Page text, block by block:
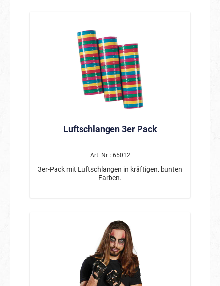
Geeignet für Halloween, Karneval & Mottopartys
Leichtes Material – einfach zu handhaben
Produktbeschreibung Diese kleinen
Plastikknochen sind ein vielseitiges Zubehör für
kreative Kostümideen und gruselige
Dekorationen. Durch die zwei unterschiedlichen
Größen bieten sie zahlreiche Möglichkeiten für
individuelle Gestaltungen. Ob als Detail an
Steinzeit-, Skelett- oder Voodoo-Kostümen oder
als Hingucker in Halloween-Dekorationen – die
authentische und schaurige Note. Auch als
Tischdeko, Partyaccessoire oder für
leichten Kunststoffmaterials lassen sich die
einsetzen – von DIY-Projekten und
Theaterkostümen bis hin zu
Accessoires. ♿ Barrierefreiheit Das geringe
& Dekorationszubehör Material: Kunststoff
verschiedene Größen) Inhalt: 10 Stück pro Beutel
Styling- & Dekorations-Tipps Als Detail an
Kostümen annähen für authentische Looks Als
gruselige Tischdekoration einsetzen Mit
Luftschlangen 3er Pack
Art. Nr. : 65012
3er-Pack mit Luftschlangen in kräftigen, bunten
Farben.